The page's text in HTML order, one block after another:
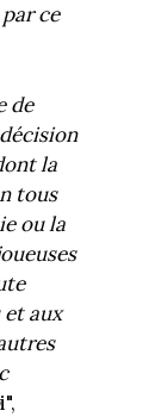
ce
de
la
tous
ou la
aux
i",